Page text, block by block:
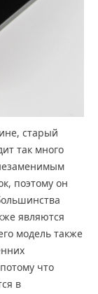
старый
так много
поэтому он
являются
модель также
что
в